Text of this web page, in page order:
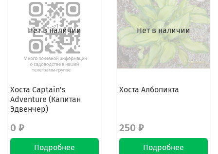
Нет в наличии
Хоста Captain's
Adventure (Капитан
Эдвенчер)
0 ₽
Подробнее
Нет в наличии
Хоста Албопикта
250 ₽
Подробнее